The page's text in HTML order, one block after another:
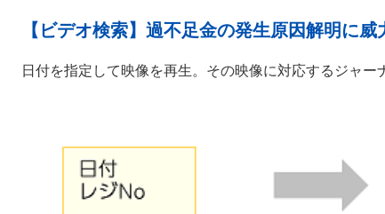
【ビデオ検索】過不足金の発生原因解明に威
日付を指定して映像を再生。その映像に対応するジャ